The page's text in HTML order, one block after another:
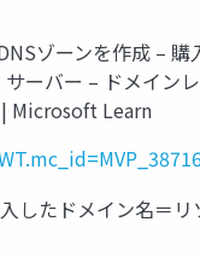
ゾーンを作成 –
ーバー – ドメイン
| Microsoft Learn
たドメイン名＝